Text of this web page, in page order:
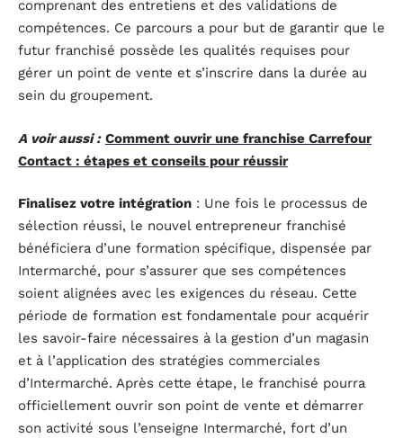
comprenant des entretiens et des validations de
compétences. Ce parcours a pour but de garantir que le
futur franchisé possède les qualités requises pour
gérer un point de vente et s’inscrire dans la durée au
sein du groupement.
A voir aussi : Comment ouvrir une franchise Carrefour
Contact : étapes et conseils pour réussir
Finalisez votre intégration : Une fois le processus de
sélection réussi, le nouvel entrepreneur franchisé
bénéficiera d’une formation spécifique, dispensée par
Intermarché, pour s’assurer que ses compétences
soient alignées avec les exigences du réseau. Cette
période de formation est fondamentale pour acquérir
les savoir-faire nécessaires à la gestion d’un magasin
et à l’application des stratégies commerciales
d’Intermarché. Après cette étape, le franchisé pourra
officiellement ouvrir son point de vente et démarrer
son activité sous l’enseigne Intermarché, fort d’un